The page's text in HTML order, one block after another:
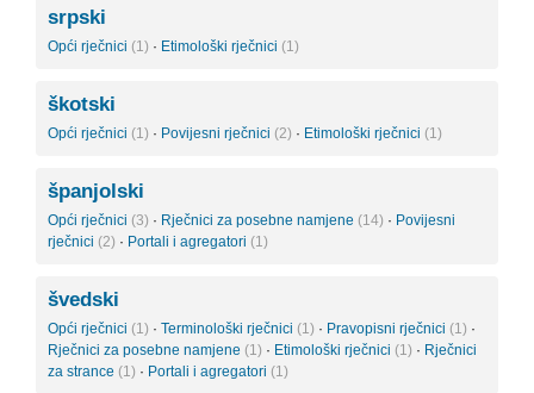
srpski
Opći rječnici (1) · Etimološki rječnici (1)
škotski
Opći rječnici (1) · Povijesni rječnici (2) · Etimološki rječnici (1)
španjolski
Opći rječnici (3) · Rječnici za posebne namjene (14) · Povijesni
rječnici (2) · Portali i agregatori (1)
švedski
Opći rječnici (1) · Terminološki rječnici (1) · Pravopisni rječnici (1) ·
Rječnici za posebne namjene (1) · Etimološki rječnici (1) · Rječnici
za strance (1) · Portali i agregatori (1)